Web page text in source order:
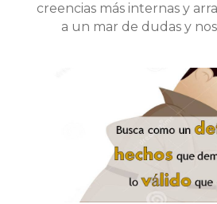
creencias más internas y
a un mar de dudas y